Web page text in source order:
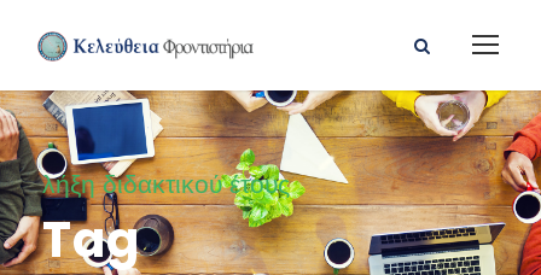
λήξη διδακτικού έτους
Tag